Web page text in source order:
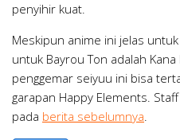
penyihir kuat.
Meskipun anime ini jelas
untuk Bayrou Ton adalah
penggemar seiyuu ini bisa
garapan Happy Elements.
pada berita sebelumnya.